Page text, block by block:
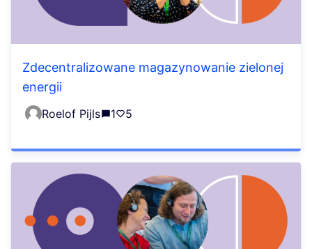
Zdecentralizowane magazynowanie zielonej
energii
Roelof Pijls 1 5